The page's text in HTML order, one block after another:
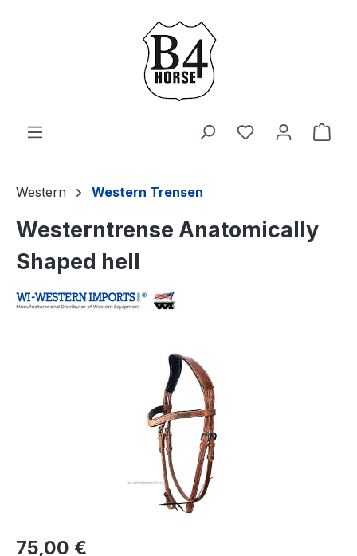
Zum Hauptinhalt springen
Du hast 0
Western Western Trensen
Westerntrense Anatomically
Shaped hell
Regulärer Preis:
75,00 €